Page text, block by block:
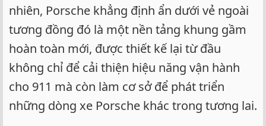
nhiên, Porsche khẳng định ẩn dưới vẻ ngoài
tương đồng đó là một nền tảng khung gầm
hoàn toàn mới, được thiết kế lại từ đầu
không chỉ để cải thiện hiệu năng vận hành
cho 911 mà còn làm cơ sở để phát triển
những dòng xe Porsche khác trong tương lai.